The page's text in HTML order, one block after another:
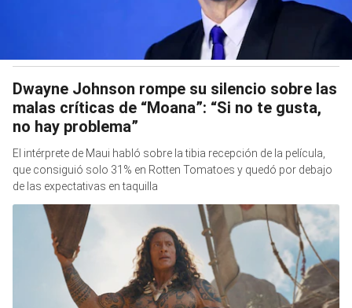
Dwayne Johnson rompe su silencio sobre las
malas críticas de “Moana”: “Si no te gusta,
no hay problema”
El intérprete de Maui habló sobre la tibia recepción de la película,
que consiguió solo 31% en Rotten Tomatoes y quedó por debajo
de las expectativas en taquilla